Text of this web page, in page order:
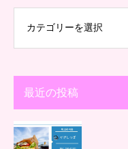
最近の投稿